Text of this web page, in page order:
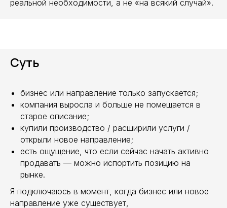
реальной необходимости, а не «на всякий случай».
Суть
бизнес или направление только запускается;
компания выросла и больше не помещается в
старое описание;
купили производство / расширили услуги /
открыли новое направление;
есть ощущение, что если сейчас начать активно
продавать — можно испортить позицию на
рынке.
Я подключаюсь в момент, когда бизнес или новое
направление уже существует,